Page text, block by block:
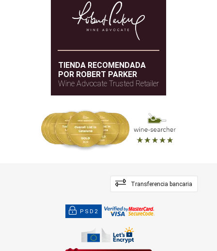
TIENDA RECOMENDADA
POR ROBERT PARKER
Wine Advocate Trusted Retailer
Transferencia bancaria
PSD2